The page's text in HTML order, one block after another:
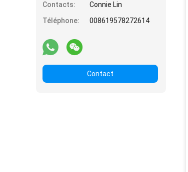
Contacts:
Connie Lin
Téléphone:
008619578272614
Contact